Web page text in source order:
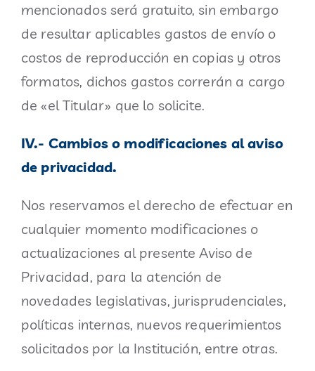
mencionados será gratuito, sin embargo
de resultar aplicables gastos de envío o
costos de reproducción en copias y otros
formatos, dichos gastos correrán a cargo
de «el Titular» que lo solicite.
IV.- Cambios o modificaciones al aviso
de privacidad.
Nos reservamos el derecho de efectuar en
cualquier momento modificaciones o
actualizaciones al presente Aviso de
Privacidad, para la atención de
novedades legislativas, jurisprudenciales,
políticas internas, nuevos requerimientos
solicitados por la Institución, entre otras.